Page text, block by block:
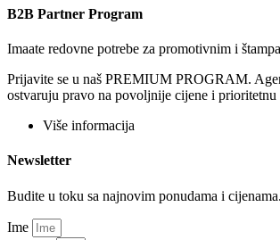
B2B Partner Program
Imaate redovne potrebe za promotivnim i
Prijavite se u naš PREMIUM PROGRAM.
ostvaruju pravo na povoljnije cijene i prioritetnu
Više informacija
Newsletter
Budite u toku sa najnovim ponudama i cijenama.
Ime